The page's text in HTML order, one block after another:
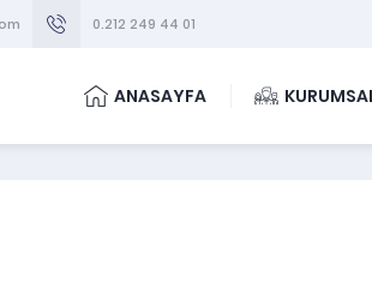
0.212 249 44 01
ANASAYFA